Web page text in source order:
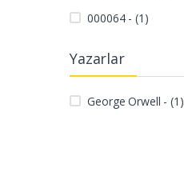
000064 - (1)
Yazarlar
George Orwell - (1)